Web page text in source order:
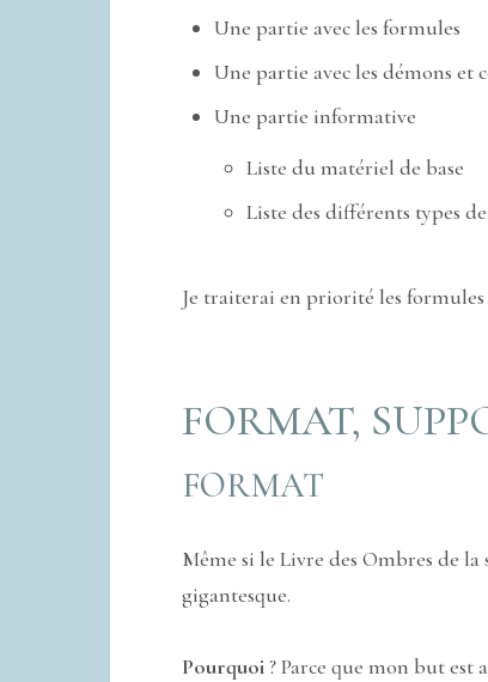
Une partie avec les formules
Une partie avec les démons et
Une partie informative
Liste du matériel de base
Liste des différents types
Je traiterai en priorité les formules
FORMAT,
FORMAT
Même si le Livre des Ombres de la
gigantesque.
Pourquoi? Parce que mon but est